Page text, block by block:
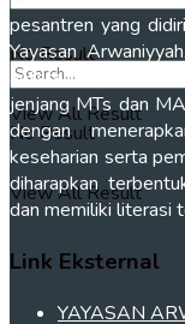
No Result
View All Result
No Result
View All Result
pesantren yang
Yayasan
antara Tahfidz al-
jenjang MTs dan
dengan
keseharian serta
diharapkan
dan memiliki literasi
Link Eksternal
YAYASAN